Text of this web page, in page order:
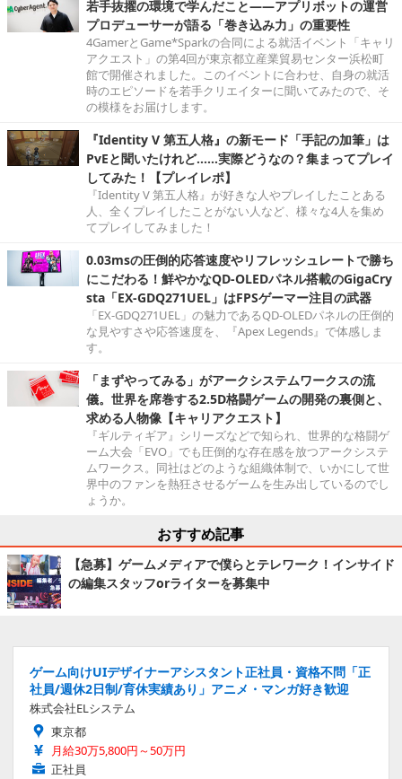
若手抜擢の環境で学んだこと――アプリボットの運営
プロデューサーが語る「巻き込み力」の重要性
4GamerとGame*Sparkの合同による就活イベント「キャリ
アクエスト」の第4回が東京都立産業貿易センター浜松町
館で開催されました。このイベントに合わせ、自身の就活
時のエピソードを若手クリエイターに聞いてみたので、そ
の模様をお届けします。
『Identity V 第五人格』の新モード「手記の加筆」は
PvEと聞いたけれど……実際どうなの？集まってプレイ
してみた！【プレイレポ】
『Identity V 第五人格』が好きな人やプレイしたことある
人、全くプレイしたことがない人など、様々な4人を集め
てプレイしてみました！
0.03msの圧倒的応答速度やリフレッシュレートで勝ち
にこだわる！鮮やかなQD-OLEDパネル搭載のGigaCry
sta「EX-GDQ271UEL」はFPSゲーマー注目の武器
「EX-GDQ271UEL」の魅力であるQD-OLEDパネルの圧倒的
な見やすさや応答速度を、『Apex Legends』で体感しま
す。
「まずやってみる」がアークシステムワークスの流
儀。世界を席巻する2.5D格闘ゲームの開発の裏側と、
求める人物像【キャリアクエスト】
『ギルティギア』シリーズなどで知られ、世界的な格闘ゲ
ーム大会「EVO」でも圧倒的な存在感を放つアークシステ
ムワークス。同社はどのような組織体制で、いかにして世
界中のファンを熱狂させるゲームを生み出しているのでし
ょうか。
おすすめ記事
【急募】ゲームメディアで僕らとテレワーク！インサイド
の編集スタッフorライターを募集中
ゲーム向けUIデザイナーアシスタント正社員・資格不問「正
社員/週休2日制/育休実績あり」アニメ・マンガ好き歓迎
株式会社ELシステム
東京都
月給30万5,800円～50万円
正社員